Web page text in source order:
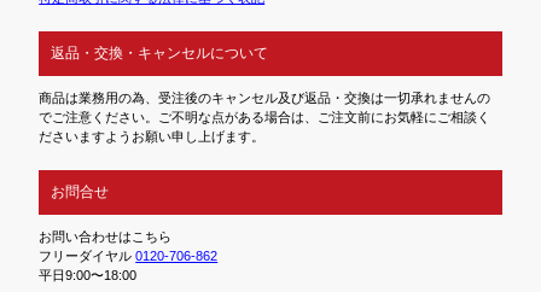
返品・交換・キャンセルについて
商品は業務用の為、受注後のキャンセル及び返品・交換は一切承れませんの
でご注意ください。ご不明な点がある場合は、ご注文前にお気軽にご相談く
ださいますようお願い申し上げます。
お問合せ
お問い合わせはこちら
フリーダイヤル0120-706-862
平日9:00〜18:00